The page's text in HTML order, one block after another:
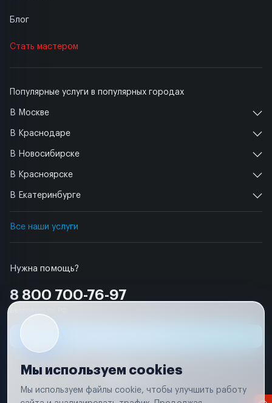
Нужна помощь?
8 800 700-76-97
Популярные услуги в популярных городах
В Москве
В Краснодаре
В Новосибирске
В Красноярске
В Екатеринбурге
Все наши услуги
Блог
Стать мастером
Мы используем cookies
Мы используем файлы cookie, чтобы улучшить работу